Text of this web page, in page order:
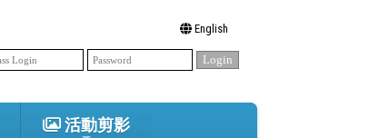
English
活動剪影